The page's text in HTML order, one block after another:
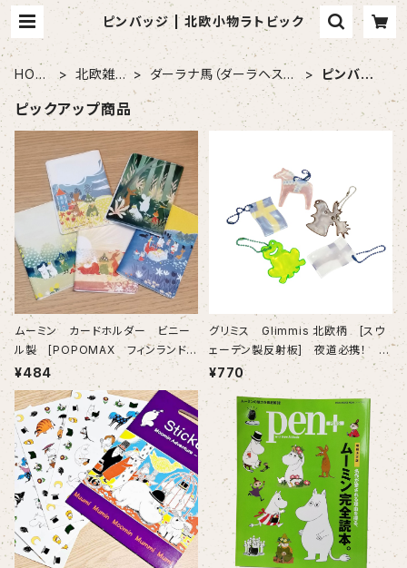
ピンバッジ | 北欧小物ラトビック
HOM
E
北欧雑
貨
ダーラナ馬（ダーラヘス
ト）
ピンバッ
ジ
ピックアップ商品
ムーミン カードホルダー ビニー
ル製 [POPOMAX フィンランド
製品finland] 色も柄も可愛いホル
ダー
¥484
グリミス Glimmis 北欧柄 [スウ
ェーデン製反射板] 夜道必携！ ５
種類です
¥770